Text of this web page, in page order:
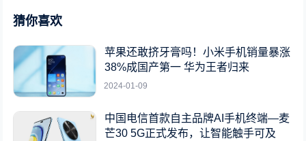
猜你喜欢
苹果还敢挤牙膏吗！小米手机销量暴涨
38%成国产第一 华为王者归来
2024-01-09
中国电信首款自主品牌AI手机终端—麦
芒30 5G正式发布，让智能触手可及